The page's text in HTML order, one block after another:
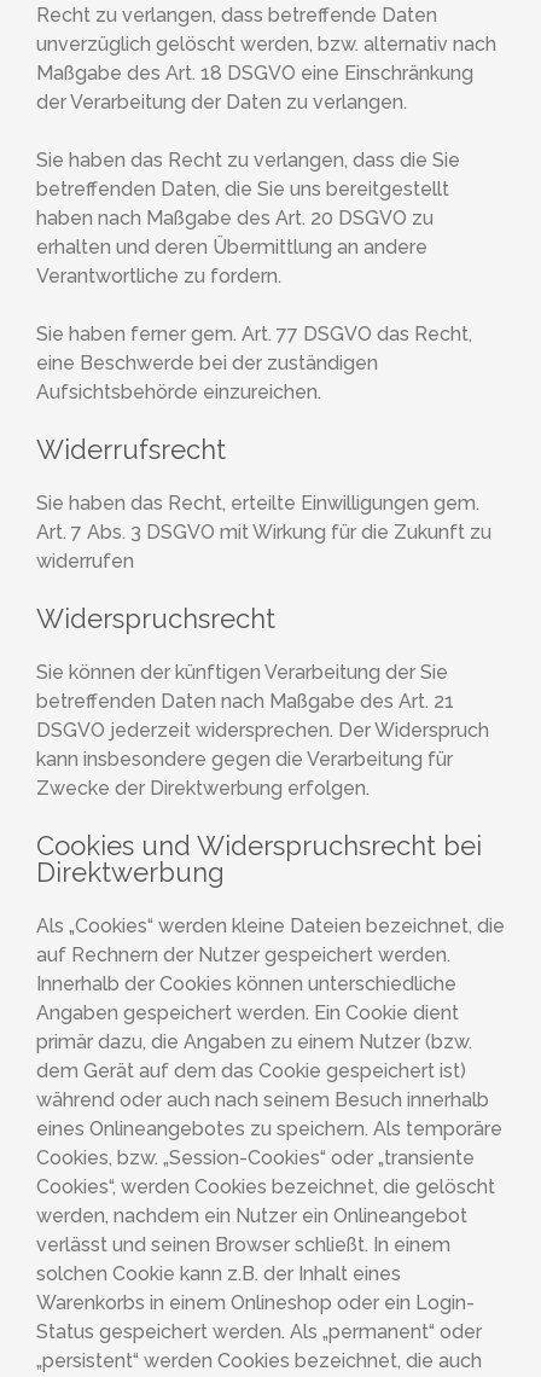
Recht zu verlangen, dass betreffende Daten
unverzüglich gelöscht werden, bzw. alternativ nach
Maßgabe des Art. 18 DSGVO eine Einschränkung
der Verarbeitung der Daten zu verlangen.
Sie haben das Recht zu verlangen, dass die Sie
betreffenden Daten, die Sie uns bereitgestellt
haben nach Maßgabe des Art. 20 DSGVO zu
erhalten und deren Übermittlung an andere
Verantwortliche zu fordern.
Sie haben ferner gem. Art. 77 DSGVO das Recht,
eine Beschwerde bei der zuständigen
Aufsichtsbehörde einzureichen.
Widerrufsrecht
Sie haben das Recht, erteilte Einwilligungen gem.
Art. 7 Abs. 3 DSGVO mit Wirkung für die Zukunft zu
widerrufen
Widerspruchsrecht
Sie können der künftigen Verarbeitung der Sie
betreffenden Daten nach Maßgabe des Art. 21
DSGVO jederzeit widersprechen. Der Widerspruch
kann insbesondere gegen die Verarbeitung für
Zwecke der Direktwerbung erfolgen.
Cookies und Widerspruchsrecht bei
Direktwerbung
Als „Cookies“ werden kleine Dateien bezeichnet, die
auf Rechnern der Nutzer gespeichert werden.
Innerhalb der Cookies können unterschiedliche
Angaben gespeichert werden. Ein Cookie dient
primär dazu, die Angaben zu einem Nutzer (bzw.
dem Gerät auf dem das Cookie gespeichert ist)
während oder auch nach seinem Besuch innerhalb
eines Onlineangebotes zu speichern. Als temporäre
Cookies, bzw. „Session-Cookies“ oder „transiente
Cookies“, werden Cookies bezeichnet, die gelöscht
werden, nachdem ein Nutzer ein Onlineangebot
verlässt und seinen Browser schließt. In einem
solchen Cookie kann z.B. der Inhalt eines
Warenkorbs in einem Onlineshop oder ein Login-
Status gespeichert werden. Als „permanent“ oder
„persistent“ werden Cookies bezeichnet, die auch